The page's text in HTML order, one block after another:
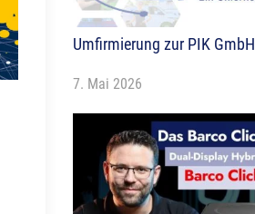
Umfirmierung zur PIK GmbH
7. Mai 2026